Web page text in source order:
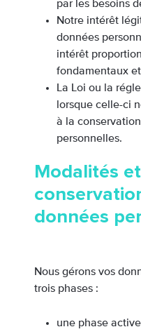
par les besoins
Notre intérêt
données
intérêt
fondamentaux
La Loi ou la
lorsque celle-ci
à la
personnelles.
Modalités
données
Nous gérons vos
trois phases :
une phase